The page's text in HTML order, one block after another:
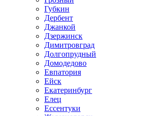
Губкин
Дербент
Джанкой
Дзержинск
Димитровград
Долгопрудный
Домодедово
Евпатория
Ейск
Екатеринбург
Елец
Ессентуки